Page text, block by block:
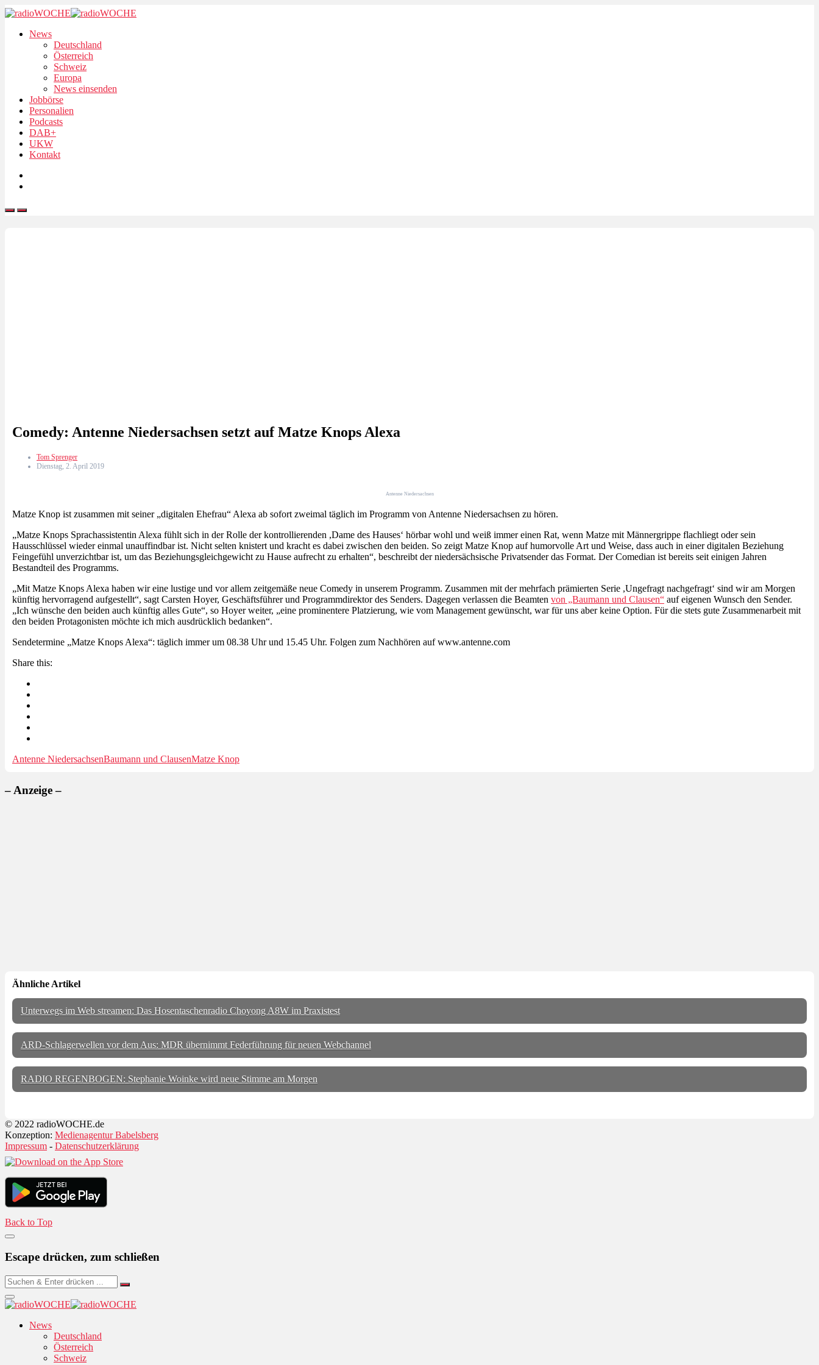
News
Deutschland
Österreich
Schweiz
Europa
News einsenden
Jobbörse
Personalien
Podcasts
DAB+
UKW
Kontakt
Comedy: Antenne Niedersachsen setzt auf Matze Knops Alexa
Tom Sprenger
Dienstag, 2. April 2019
Antenne Niedersachsen
Matze Knop ist zusammen mit seiner „digitalen Ehefrau“ Alexa ab sofort zweimal täglich im Programm von Antenne Niedersachsen zu hören.
„Matze Knops Sprachassistentin Alexa fühlt sich in der Rolle der kontrollierenden ,Dame des Hauses‘ hörbar wohl und weiß immer einen Rat, wenn Matze mit Männergrippe flachliegt oder sein
Hausschlüssel wieder einmal unauffindbar ist. Nicht selten knistert und kracht es dabei zwischen den beiden. So zeigt Matze Knop auf humorvolle Art und Weise, dass auch in einer digitalen Beziehung
Feingefühl unverzichtbar ist, um das Beziehungsgleichgewicht zu Hause aufrecht zu erhalten“, beschreibt der niedersächsische Privatsender das Format. Der Comedian ist bereits seit einigen Jahren
Bestandteil des Programms.
„Mit Matze Knops Alexa haben wir eine lustige und vor allem zeitgemäße neue Comedy in unserem Programm. Zusammen mit der mehrfach prämierten Serie ,Ungefragt nachgefragt‘ sind wir am Morgen
künftig hervorragend aufgestellt“, sagt Carsten Hoyer, Geschäftsführer und Programmdirektor des Senders. Dagegen verlassen die Beamten von „Baumann und Clausen“ auf eigenen Wunsch den Sender.
„Ich wünsche den beiden auch künftig alles Gute“, so Hoyer weiter, „eine prominentere Platzierung, wie vom Management gewünscht, war für uns aber keine Option. Für die stets gute Zusammenarbeit mit
den beiden Protagonisten möchte ich mich ausdrücklich bedanken“.
Sendetermine „Matze Knops Alexa“: täglich immer um 08.38 Uhr und 15.45 Uhr. Folgen zum Nachhören auf www.antenne.com
Share this:
Antenne NiedersachsenBaumann und ClausenMatze Knop
– Anzeige –
Ähnliche Artikel
Unterwegs im Web streamen: Das Hosentaschenradio Choyong A8W im Praxistest
ARD-Schlagerwellen vor dem Aus: MDR übernimmt Federführung für neuen Webchannel
RADIO REGENBOGEN: Stephanie Woinke wird neue Stimme am Morgen
© 2022 radioWOCHE.de
Konzeption: Medienagentur Babelsberg
Impressum - Datenschutzerklärung
Back to Top
Escape drücken, zum schließen
News
Deutschland
Österreich
Schweiz